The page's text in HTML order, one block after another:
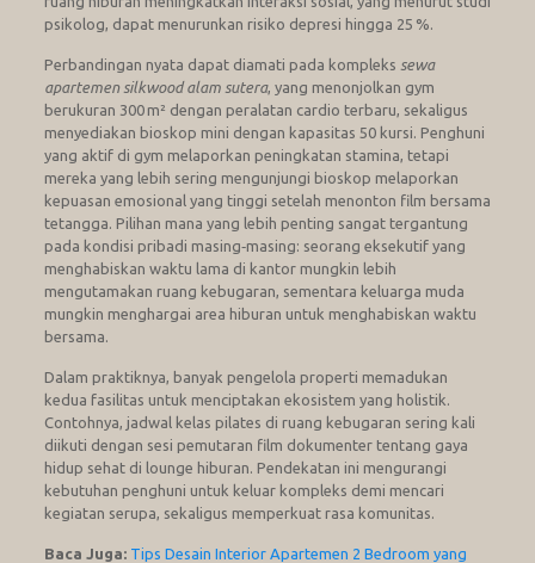
psikolog, dapat menurunkan risiko depresi hingga 25 %.
Perbandingan nyata dapat diamati pada kompleks sewa
apartemen silkwood alam sutera, yang menonjolkan gym
berukuran 300 m² dengan peralatan cardio terbaru, sekaligus
menyediakan bioskop mini dengan kapasitas 50 kursi. Penghuni
yang aktif di gym melaporkan peningkatan stamina, tetapi
mereka yang lebih sering mengunjungi bioskop melaporkan
kepuasan emosional yang tinggi setelah menonton film bersama
tetangga. Pilihan mana yang lebih penting sangat tergantung
pada kondisi pribadi masing‑masing: seorang eksekutif yang
menghabiskan waktu lama di kantor mungkin lebih
mengutamakan ruang kebugaran, sementara keluarga muda
mungkin menghargai area hiburan untuk menghabiskan waktu
bersama.
Dalam praktiknya, banyak pengelola properti memadukan
kedua fasilitas untuk menciptakan ekosistem yang holistik.
Contohnya, jadwal kelas pilates di ruang kebugaran sering kali
diikuti dengan sesi pemutaran film dokumenter tentang gaya
hidup sehat di lounge hiburan. Pendekatan ini mengurangi
kebutuhan penghuni untuk keluar kompleks demi mencari
kegiatan serupa, sekaligus memperkuat rasa komunitas.
Baca Juga: Tips Desain Interior Apartemen 2 Bedroom yang